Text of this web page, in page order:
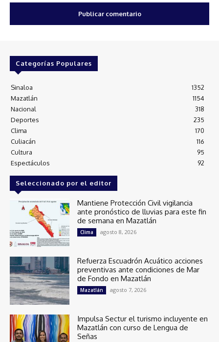
Categorías Populares
Sinaloa
1352
Mazatlán
1154
Nacional
318
Deportes
235
Clima
170
Culiacán
116
Cultura
95
Espectáculos
92
Seleccionado por el editor
Mantiene Protección Civil vigilancia
ante pronóstico de lluvias para este fin
de semana en Mazatlán
Clima agosto 8, 2026
Refuerza Escuadrón Acuático acciones
preventivas ante condiciones de Mar
de Fondo en Mazatlán
Mazatlán agosto 7, 2026
Impulsa Sectur el turismo incluyente en
Mazatlán con curso de Lengua de
Señas